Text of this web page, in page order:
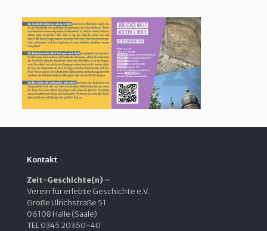
Kontakt
Zeit-Geschichte(n) –
Verein für erlebte Geschichte e.V.
Große Ulrichstraße 51
06108 Halle (Saale)
TEL 0345 20360-40